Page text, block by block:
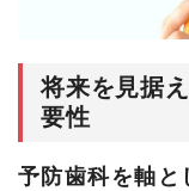
将来を見据
要性
予防歯科を軸と